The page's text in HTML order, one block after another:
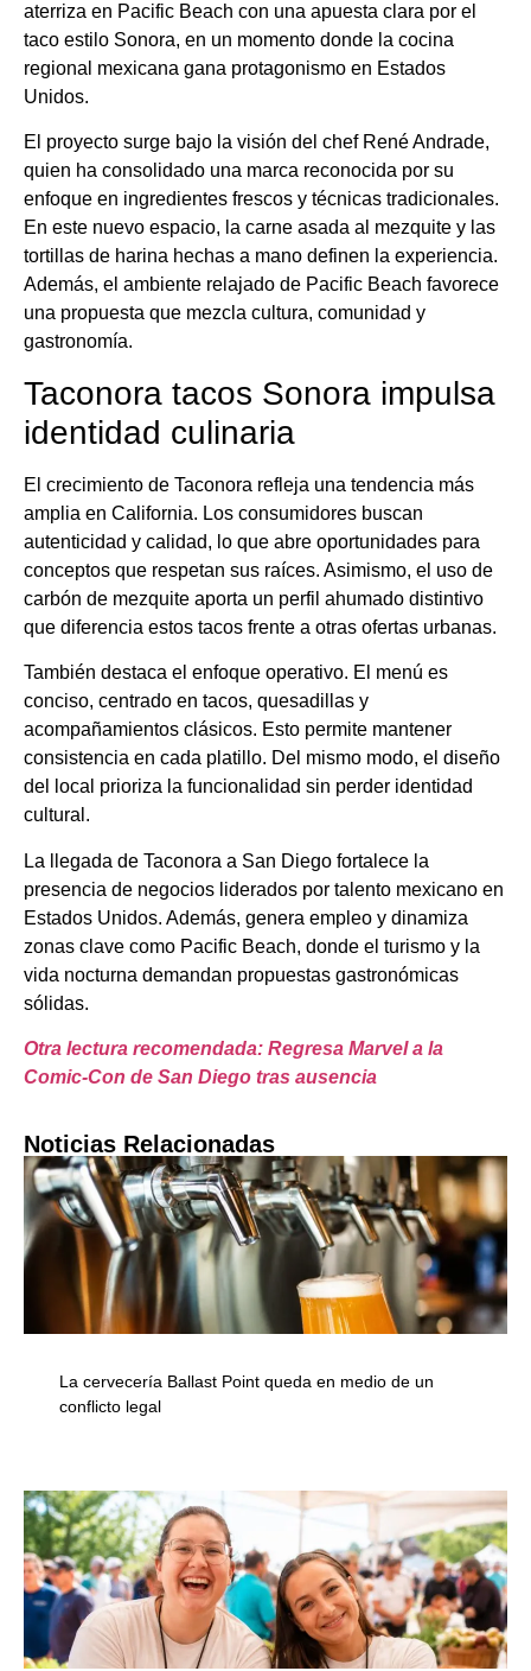
aterriza en Pacific Beach con una apuesta clara por el
taco estilo Sonora, en un momento donde la cocina
regional mexicana gana protagonismo en Estados
Unidos.
El proyecto surge bajo la visión del chef René Andrade,
quien ha consolidado una marca reconocida por su
enfoque en ingredientes frescos y técnicas tradicionales.
En este nuevo espacio, la carne asada al mezquite y las
tortillas de harina hechas a mano definen la experiencia.
Además, el ambiente relajado de Pacific Beach favorece
una propuesta que mezcla cultura, comunidad y
gastronomía.
Taconora tacos Sonora impulsa
identidad culinaria
El crecimiento de Taconora refleja una tendencia más
amplia en California. Los consumidores buscan
autenticidad y calidad, lo que abre oportunidades para
conceptos que respetan sus raíces. Asimismo, el uso de
carbón de mezquite aporta un perfil ahumado distintivo
que diferencia estos tacos frente a otras ofertas urbanas.
También destaca el enfoque operativo. El menú es
conciso, centrado en tacos, quesadillas y
acompañamientos clásicos. Esto permite mantener
consistencia en cada platillo. Del mismo modo, el diseño
del local prioriza la funcionalidad sin perder identidad
cultural.
La llegada de Taconora a San Diego fortalece la
presencia de negocios liderados por talento mexicano en
Estados Unidos. Además, genera empleo y dinamiza
zonas clave como Pacific Beach, donde el turismo y la
vida nocturna demandan propuestas gastronómicas
sólidas.
Otra lectura recomendada: Regresa Marvel a la
Comic-Con de San Diego tras ausencia
Noticias Relacionadas
La cervecería Ballast Point queda en medio de un
conflicto legal